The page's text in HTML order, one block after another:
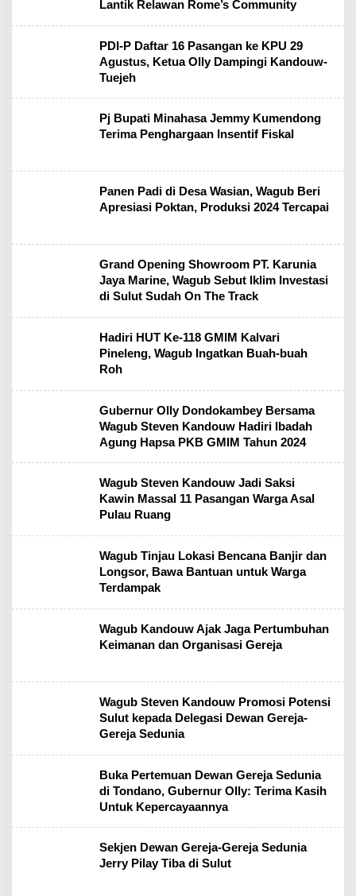
Lantik Relawan Rome’s Community
PDI-P Daftar 16 Pasangan ke KPU 29
Agustus, Ketua Olly Dampingi Kandouw-
Tuejeh
Pj Bupati Minahasa Jemmy Kumendong
Terima Penghargaan Insentif Fiskal
Panen Padi di Desa Wasian, Wagub Beri
Apresiasi Poktan, Produksi 2024 Tercapai
Grand Opening Showroom PT. Karunia
Jaya Marine, Wagub Sebut Iklim Investasi
di Sulut Sudah On The Track
Hadiri HUT Ke-118 GMIM Kalvari
Pineleng, Wagub Ingatkan Buah-buah
Roh
Gubernur Olly Dondokambey Bersama
Wagub Steven Kandouw Hadiri Ibadah
Agung Hapsa PKB GMIM Tahun 2024
Wagub Steven Kandouw Jadi Saksi
Kawin Massal 11 Pasangan Warga Asal
Pulau Ruang
Wagub Tinjau Lokasi Bencana Banjir dan
Longsor, Bawa Bantuan untuk Warga
Terdampak
Wagub Kandouw Ajak Jaga Pertumbuhan
Keimanan dan Organisasi Gereja
Wagub Steven Kandouw Promosi Potensi
Sulut kepada Delegasi Dewan Gereja-
Gereja Sedunia
Buka Pertemuan Dewan Gereja Sedunia
di Tondano, Gubernur Olly: Terima Kasih
Untuk Kepercayaannya
Sekjen Dewan Gereja-Gereja Sedunia
Jerry Pilay Tiba di Sulut